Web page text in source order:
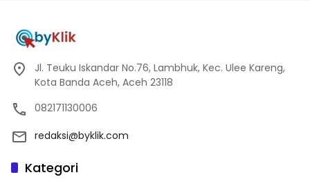
Jl. Teuku Iskandar No.76, Lambhuk, Kec. Ulee Kareng,
Kota Banda Aceh, Aceh 23118
082171130006
redaksi@byklik.com
Kategori